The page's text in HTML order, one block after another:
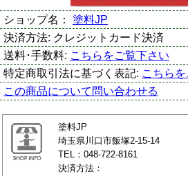
ショップ名： 塗料JP
決済方法: クレジットカード決済
送料･手数料: こちらをご覧下さい
特定商取引法に基づく表記: こちら
この商品について問い合わせる
塗料JP
埼玉県川口市飯塚2-15-14
TEL：048-722-8161
決済方法：